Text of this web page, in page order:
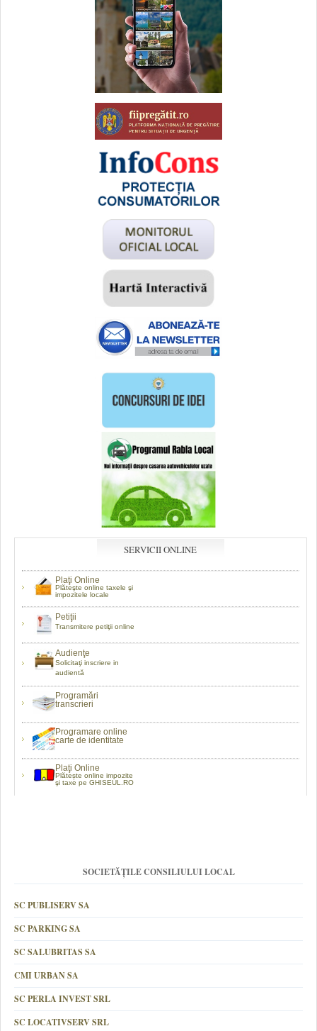
SERVICII ONLINE
Plaţi Online
Plăteşte online taxele şi
impozitele locale
Petiţii
Transmitere petiţii online
Audienţe
Solicitaţi inscriere in
audientă
Programări
transcrieri
Programare online
carte de identitate
Plaţi Online
Plătește online impozite
şi taxe pe GHISEUL.RO
SOCIETĂȚILE CONSILIULUI LOCAL
SC PUBLISERV SA
SC PARKING SA
SC SALUBRITAS SA
CMI URBAN SA
SC PERLA INVEST SRL
SC LOCATIVSERV SRL